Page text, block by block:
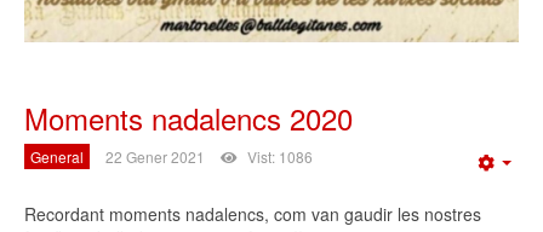
Moments nadalencs 2020
General 22 Gener 2021 Vist: 1086
Recordant moments nadalencs, com van gaudir les nostres